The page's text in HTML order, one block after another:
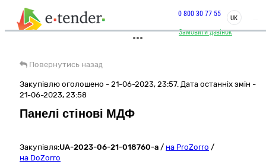
Замовити дзвінок
0 800 30 77 55
UK
Повернутись назад
Закупівлю оголошено - 21-06-2023, 23:57. Дата останніх змін -
21-06-2023, 23:58
Панелі стінові МДФ
Закупівля:UA-2023-06-21-018760-a / на ProZorro /
на DoZorro